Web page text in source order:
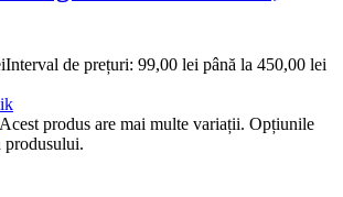
Interval de prețuri: 99,00 lei până la 450,00 lei
Acest produs are mai multe variații. Opțiunile
produsului.